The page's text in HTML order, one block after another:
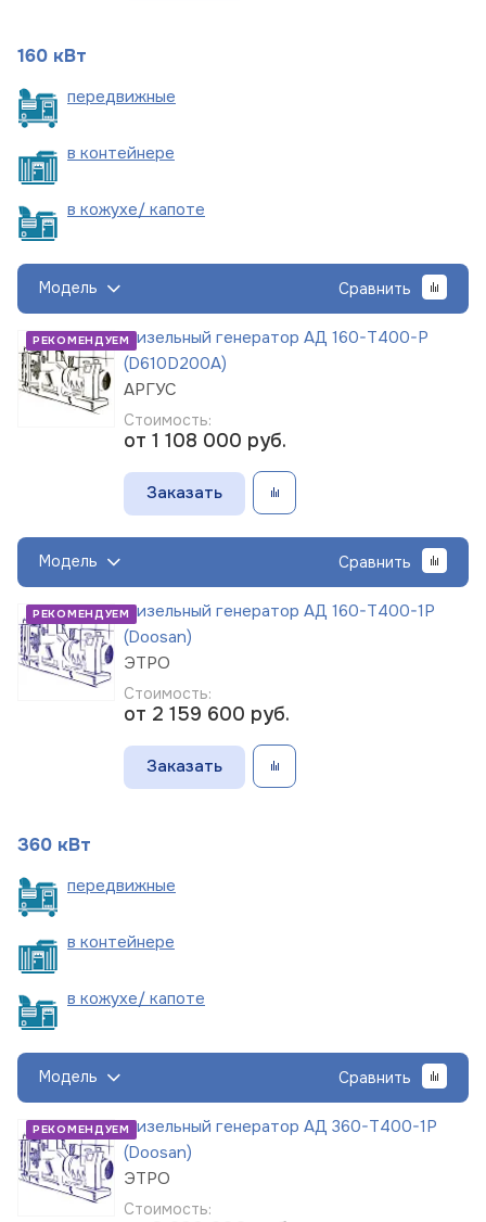
160 кВт
передвижные
в контейнере
в кожухе/ капоте
Модель Сравнить
РЕКОМЕНДУЕМДизельный генератор АД 160-Т400-Р
(D610D200A)
АРГУС
Стоимость:
от 1 108 000 руб.
Заказать
Модель Сравнить
РЕКОМЕНДУЕМДизельный генератор АД 160-Т400-1Р
(Doosan)
ЭТРО
Стоимость:
от 2 159 600 руб.
Заказать
360 кВт
передвижные
в контейнере
в кожухе/ капоте
Модель Сравнить
РЕКОМЕНДУЕМДизельный генератор АД 360-Т400-1Р
(Doosan)
ЭТРО
Стоимость: